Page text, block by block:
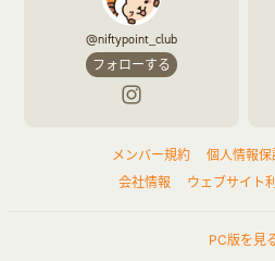
@niftypoint_club
フォローする
メンバー規約
個人情報
会社情報
ウェブサイト
PC版を見